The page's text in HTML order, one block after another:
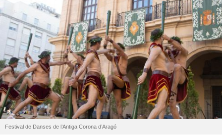
Festival de Danses de l’Antiga Corona d’Aragó